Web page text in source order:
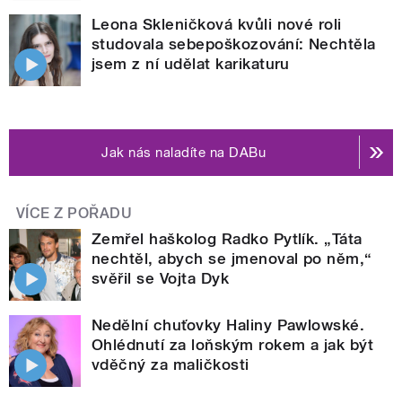
Leona Skleničková kvůli nové roli
studovala sebepoškozování: Nechtěla
jsem z ní udělat karikaturu
Jak nás naladíte na DABu
VÍCE Z POŘADU
Zemřel haškolog Radko Pytlík. „Táta
nechtěl, abych se jmenoval po něm,“
svěřil se Vojta Dyk
Nedělní chuťovky Haliny Pawlowské.
Ohlédnutí za loňským rokem a jak být
vděčný za maličkosti